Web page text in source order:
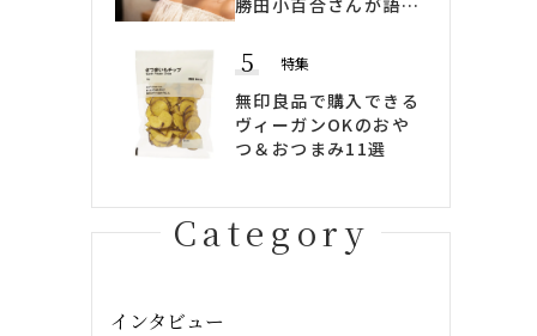
勝田小百合さんが語
に変わる」ブランドの
哲学
5 特集
無印良品で購入できる
ヴィーガンOKのおや
つ＆おつまみ11選
Category
インタビュー